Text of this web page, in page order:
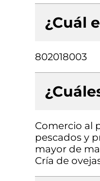
¿Cuál
802018003
Comercio al
pescados y
mayor de
Cría de